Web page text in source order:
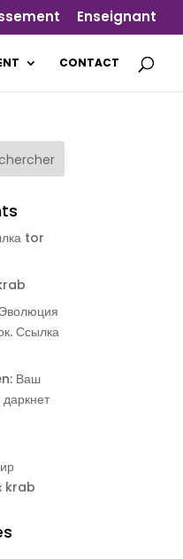
Enseignant
CONTACT
tor
Ссылка
Ваш
krab